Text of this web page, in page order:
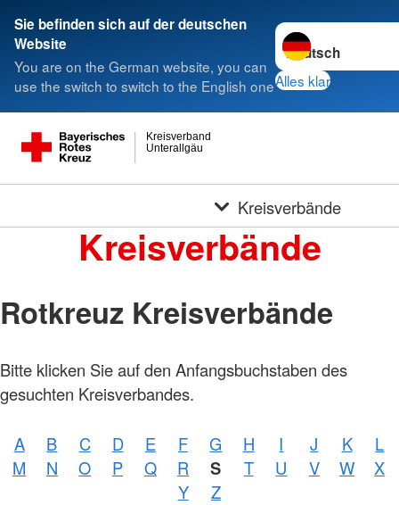
Sie befinden sich auf der deutschen
Website
You are on the German website, you can
use the switch to switch to the English one
Sprache wechseln
Alles klar
Unterallgäu
Kreisverband
Kreisverbände
Kreisverbände
Rotkreuz Kreisverbände
Bitte klicken Sie auf den Anfangsbuchstaben des
gesuchten Kreisverbandes.
A B C D E F G H I J K
L
M
N O P Q R S T U V W
X
Y
Z
Foto: